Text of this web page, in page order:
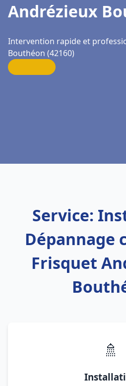
Andrézieux
Intervention rapide et
Bouthéon (42160)
Service:
Dépannage
Frisquet
🚿